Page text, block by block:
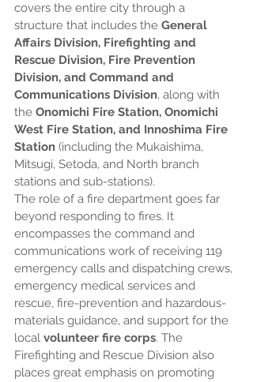
covers the entire city through a
structure that includes the General
Affairs Division, Firefighting and
Rescue Division, Fire Prevention
Division, and Command and
Communications Division, along with
the Onomichi Fire Station, Onomichi
West Fire Station, and Innoshima Fire
Station (including the Mukaishima,
Mitsugi, Setoda, and North branch
stations and sub-stations).
The role of a fire department goes far
beyond responding to fires. It
encompasses the command and
communications work of receiving 119
emergency calls and dispatching crews,
emergency medical services and
rescue, fire-prevention and hazardous-
materials guidance, and support for the
local volunteer fire corps. The
Firefighting and Rescue Division also
places great emphasis on promoting